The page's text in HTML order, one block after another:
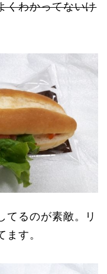
くわかってないけ
てるのが素敵。リ
す。